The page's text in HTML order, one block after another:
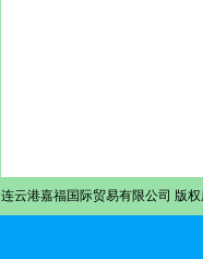
连云港嘉福国际贸易有限公司 版